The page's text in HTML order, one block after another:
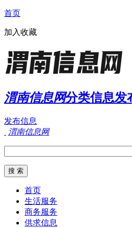
首页
加入收藏
渭南信息网分类信息发
发布信息
渭南信息网
首页
生活服务
商务服务
供求信息